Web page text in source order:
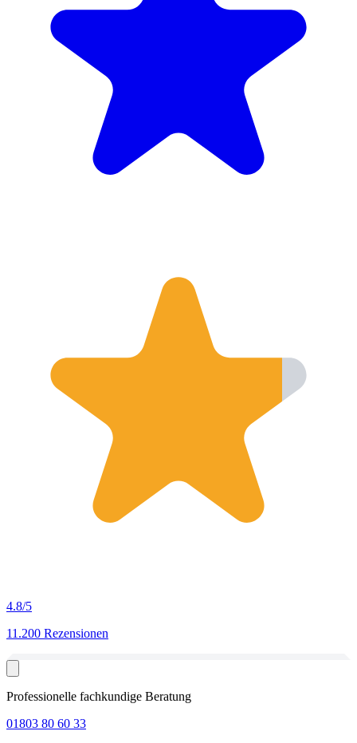
4.8/5
11.200 Rezensionen
Professionelle fachkundige Beratung
01803 80 60 33